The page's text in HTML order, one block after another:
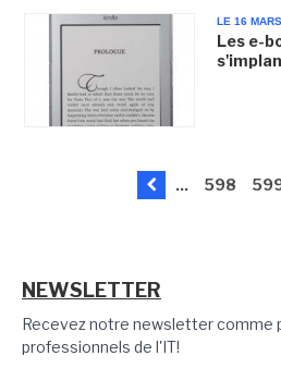
LE 16
Les e-
... 598
NEWSLETTER
Recevez notre newsletter comme
professionnels de l'IT!